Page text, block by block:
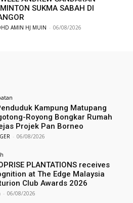
SUKMA SABAH DI
AMIN HJ MUIN - 06/08/2026
Kampung Matupang
Royong Bongkar Rumah
Projek Pan Borneo
- 06/08/2026
PLANTATIONS receives
at The Edge Malaysia
Club Awards 2026
- 06/08/2026